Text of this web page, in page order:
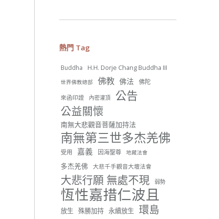
世界佛教正心會
June 22, 2026, 10:11 AM
[世界佛教正心會 新聞報導]
正心會行善列車開向花蓮基
隆， 關心榮民、榮眷及遺孤！
#正心會
#新北記者職業工會
#基隆榮服處
#花蓮榮家
熱門 Tag
Buddha H.H. Dorje Chang Buddha III
世界佛教總部 佛教 佛法 佛陀
來函印證 內密灌頂 公告
公益關懷
南無大悲觀音菩薩加持法
南無第三世多杰羌佛
受用 嘉義 因海聖尊 地藏法會
多杰羌佛 大悲千手觀音大壇法會
大悲行願 無處不現 弱勢
恆性嘉措仁波且
放生 殊勝加持 永續放生 環島